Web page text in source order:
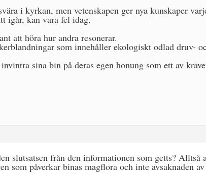
i kyrkan, men vetenskapen ger nya kunskaper
igår, kan vara fel idag.
att höra hur andra resonerar.
som innehåller ekologiskt odlad druv-
sina bin på deras egen honung som ett av
slutsatsen från den informationen som getts? Alltså
som påverkar binas magflora och inte avsaknaden